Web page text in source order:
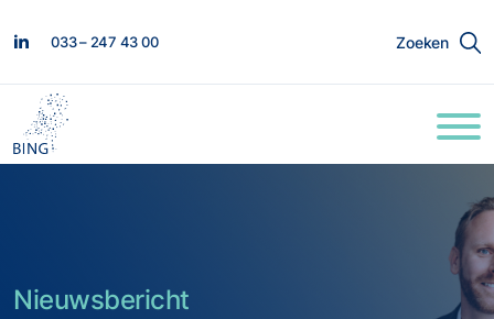
033 – 247 43 00 Zoeken
Nieuwsbericht